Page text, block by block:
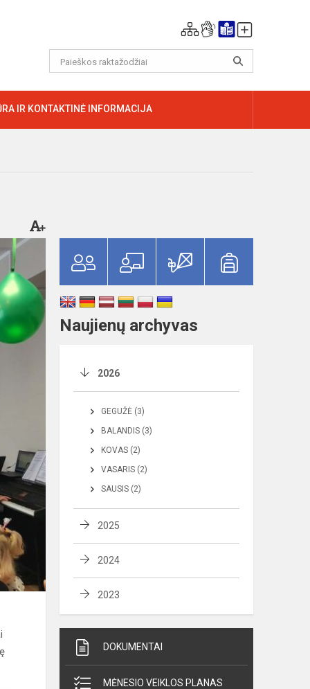
IR KONTAKTINĖ INFORMACIJA
Naujienų archyvas
2026
GEGUŽĖ (3)
BALANDIS (3)
KOVAS (2)
VASARIS (2)
SAUSIS (2)
2025
2024
2023
DOKUMENTAI
MĖNESIO VEIKLOS PLANAS